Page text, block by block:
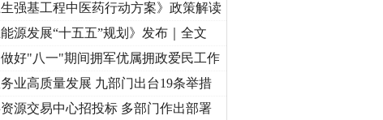
生强基工程中医药行动方案》政策解读
能源发展“十五五”规划》发布｜全文
好"八一"期间拥军优属拥政爱民工作
业高质量发展 九部门出台19条举措
源交易中心招投标 多部门作出部署